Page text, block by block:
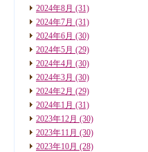
2024年8月 (31)
2024年7月 (31)
2024年6月 (30)
2024年5月 (29)
2024年4月 (30)
2024年3月 (30)
2024年2月 (29)
2024年1月 (31)
2023年12月 (30)
2023年11月 (30)
2023年10月 (28)